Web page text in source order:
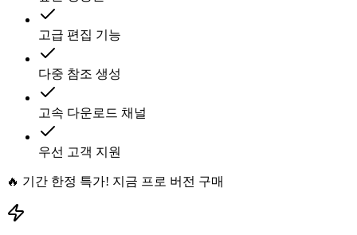
고급 편집 기능
다중 참조 생성
고속 다운로드 채널
우선 고객 지원
🔥 기간 한정 특가! 지금 프로 버전 구매